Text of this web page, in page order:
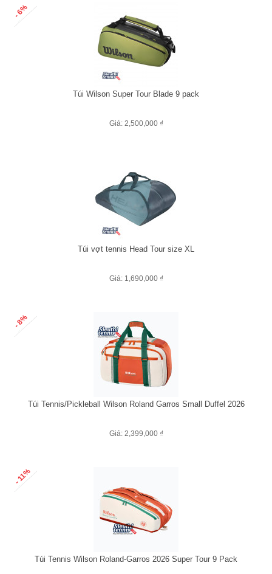
- 6%
Túi Wilson Super Tour Blade 9 pack
Giá: 2,500,000 ₫
Túi vợt tennis Head Tour size XL
Giá: 1,690,000 ₫
- 8%
Túi Tennis/Pickleball Wilson Roland Garros Small Duffel 2026
Giá: 2,399,000 ₫
- 11%
Túi Tennis Wilson Roland-Garros 2026 Super Tour 9 Pack